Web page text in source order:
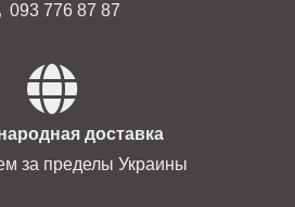
093 776 87 87
доставка
за пределы Украины